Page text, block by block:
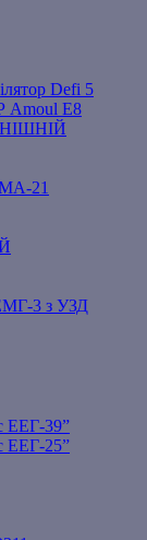
Defi 5
Amoul E8
21
3 з УЗД
ЕЕГ-39”
ЕЕГ-25”